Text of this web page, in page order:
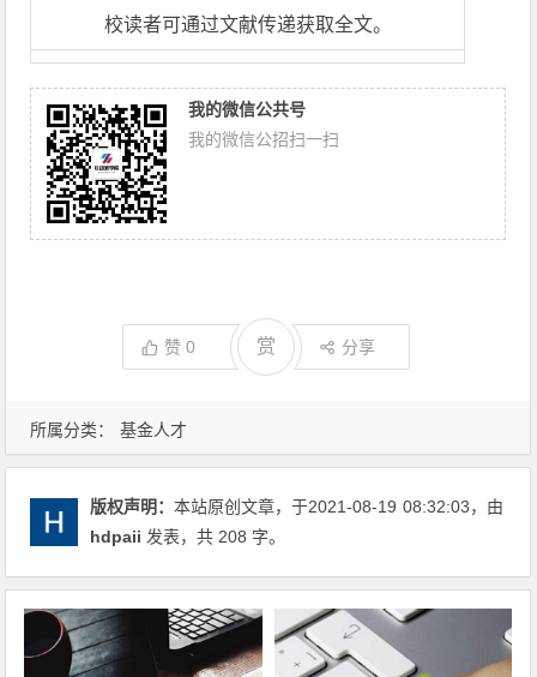
所属分类： 基金人才
校读者可通过文献传递获取全文。
我的微信公共号
我的微信公招扫一扫
赞0 赏 分享
版权声明：本站原创文章，于2021-08-19 08:32:03，由
hdpaii 发表，共 208 字。